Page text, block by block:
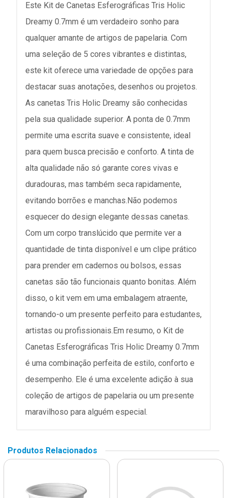
Este Kit de Canetas Esferográficas Tris Holic
Dreamy 0.7mm é um verdadeiro sonho para
qualquer amante de artigos de papelaria. Com
uma seleção de 5 cores vibrantes e distintas,
este kit oferece uma variedade de opções para
destacar suas anotações, desenhos ou projetos.
As canetas Tris Holic Dreamy são conhecidas
pela sua qualidade superior. A ponta de 0.7mm
permite uma escrita suave e consistente, ideal
para quem busca precisão e conforto. A tinta de
alta qualidade não só garante cores vivas e
duradouras, mas também seca rapidamente,
evitando borrões e manchas.Não podemos
esquecer do design elegante dessas canetas.
Com um corpo translúcido que permite ver a
quantidade de tinta disponível e um clipe prático
para prender em cadernos ou bolsos, essas
canetas são tão funcionais quanto bonitas. Além
disso, o kit vem em uma embalagem atraente,
tornando-o um presente perfeito para estudantes,
artistas ou profissionais.Em resumo, o Kit de
Canetas Esferográficas Tris Holic Dreamy 0.7mm
é uma combinação perfeita de estilo, conforto e
desempenho. Ele é uma excelente adição à sua
coleção de artigos de papelaria ou um presente
maravilhoso para alguém especial.
Produtos Relacionados